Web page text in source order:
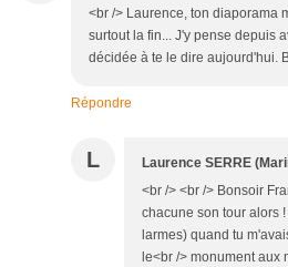
<br /> Laurence, ton diaporama
surtout la fin... J'y pense depuis
décidée à te le dire aujourd'hui.
Répondre
L Laurence SERRE
<br /> <br /> Bonsoir
chacune son tour alors
larmes) quand tu
le<br /> monument aux